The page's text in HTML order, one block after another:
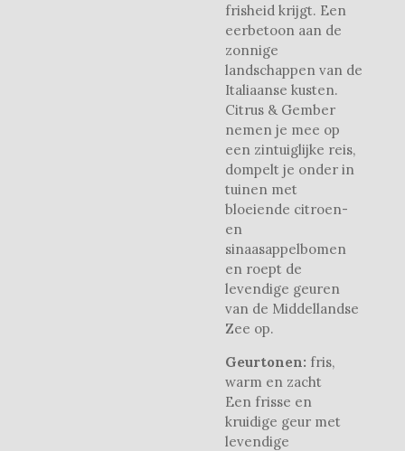
frisheid krijgt. Een
eerbetoon aan de
zonnige
landschappen van de
Italiaanse kusten.
Citrus & Gember
nemen je mee op
een zintuiglijke reis,
dompelt je onder in
tuinen met
bloeiende citroen-
en
sinaasappelbomen
en roept de
levendige geuren
van de Middellandse
Zee op.
Geurtonen: fris,
warm en zacht
Een frisse en
kruidige geur met
levendige